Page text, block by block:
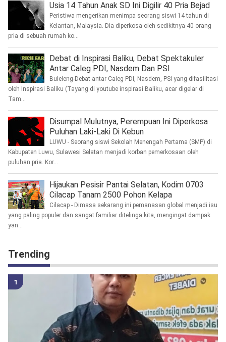
Usia 14 Tahun Anak SD Ini Digilir 40 Pria Bejad
Peristiwa mengerikan menimpa seorang siswi 14 tahun di
Kelantan, Malaysia. Dia diperkosa oleh sedikitnya 40 orang
pria di sebuah rumah ko...
Debat di Inspirasi Baliku, Debat Spektakuler
Antar Caleg PDI, Nasdem Dan PSI
Buleleng-Debat antar Caleg PDI, Nasdem, PSI yang difasilitasi
oleh Inspirasi Baliku (Tayang di youtube inspirasi Baliku, acar digelar di
Tam...
Disumpal Mulutnya, Perempuan Ini Diperkosa
Puluhan Laki-Laki Di Kebun
LUWU - Seorang siswi Sekolah Menengah Pertama (SMP) di
Kabupaten Luwu, Sulawesi Selatan menjadi korban pemerkosaan oleh
puluhan pria. Kor...
Hijaukan Pesisir Pantai Selatan, Kodim 0703
Cilacap Tanam 2500 Pohon Kelapa
Cilacap - Dimasa sekarang ini pemanasan global menjadi isu
yang paling populer dan sangat familiar ditelinga kita, mengingat dampak
yan...
Trending